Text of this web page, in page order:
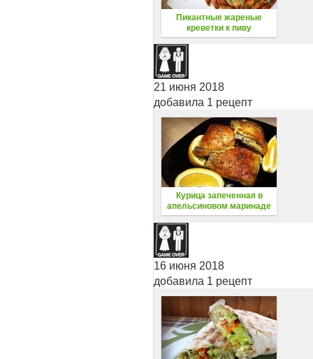
Пикантные жареные
креветки к пиву
21 июня 2018
добавила 1 рецепт
Курица запеченная в
апельсиновом маринаде
16 июня 2018
добавила 1 рецепт